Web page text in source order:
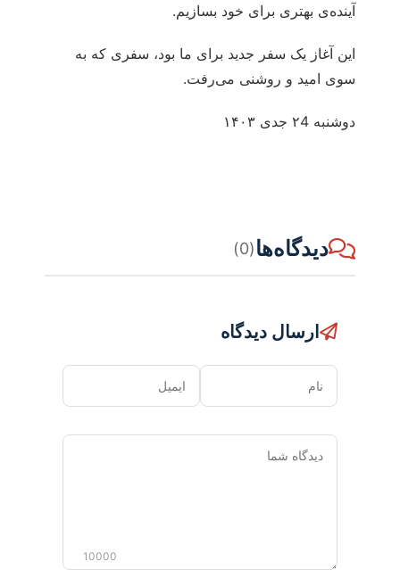
آینده‌ی بهتری برای خود بسازیم.
این آغاز یک سفر جدید برای ما بود، سفری که به
سوی امید و روشنی می‌رفت.
دو‌شنبه ۲4 جدی ۱۴۰۳
دیدگاه‌ها(0)
ارسال دیدگاه
نام ایمیل
دیدگاه
10000